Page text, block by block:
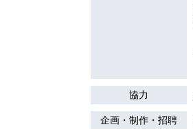
協力
企画・制作・招聘